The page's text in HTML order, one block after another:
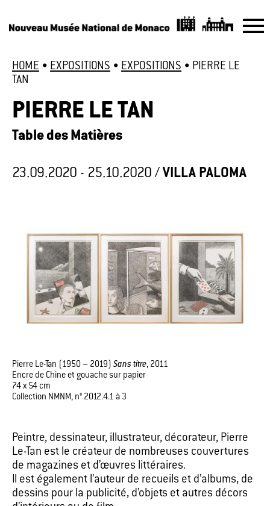
HOME • EXPOSITIONS • EXPOSITIONS • PIERRE LE
TAN
PIERRE LE TAN
Table des Matières
23.09.2020 - 25.10.2020 / VILLA PALOMA
Pierre Le-Tan (1950 – 2019) Sans titre, 2011
Encre de Chine et gouache sur papier
74 x 54 cm
Collection NMNM, n° 2012.4.1 à 3
Peintre, dessinateur, illustrateur, décorateur, Pierre
Le-Tan est le créateur de nombreuses couvertures
de magazines et d’œuvres littéraires.
Il est également l’auteur de recueils et d’albums, de
dessins pour la publicité, d’objets et autres décors